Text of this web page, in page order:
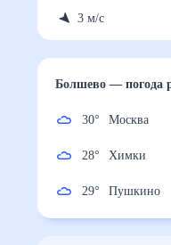
3 м/с
Болшево—
30° Москва
28° Химки
29° Пушкино